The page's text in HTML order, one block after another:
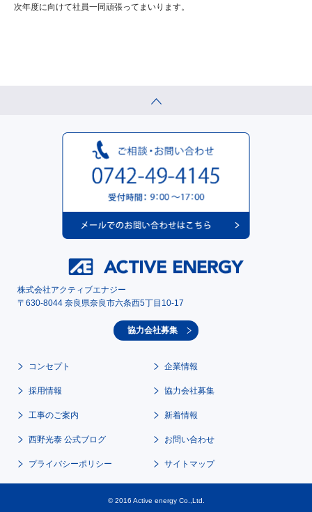
次年度に向けて社員一同頑張ってまいります。
株式会社アクティブエナジー
〒630-8044 奈良県奈良市六条西5丁目10-17
協力会社募集
コンセプト 企業情報
採用情報 協力会社募集
工事のご案内 新着情報
西野光泰 公式ブログ お問い合わせ
プライバシーポリシー サイトマップ
© 2016 Active energy Co.,Ltd.